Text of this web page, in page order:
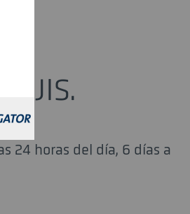
JIS.
24 horas del día, 6 días a